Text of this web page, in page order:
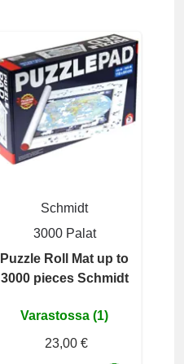
Schmidt
3000 Palat
Puzzle Roll Mat up to
3000 pieces Schmidt
Varastossa (1)
23,00 €